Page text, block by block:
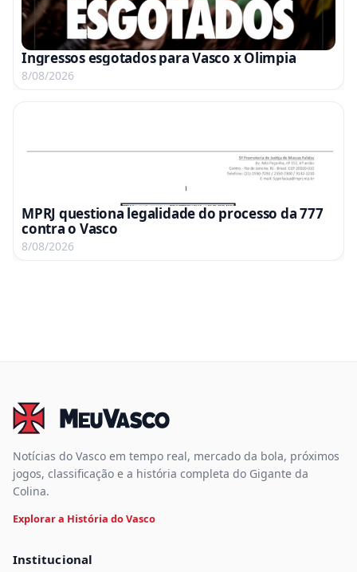
Ingressos esgotados para Vasco x Olimpia
8/08/2026
MPRJ questiona legalidade do processo da 777
contra o Vasco
8/08/2026
Notícias do Vasco em tempo real, mercado da bola, próximos
jogos, classificação e a história completa do Gigante da
Colina.
Explorar a História do Vasco
Institucional